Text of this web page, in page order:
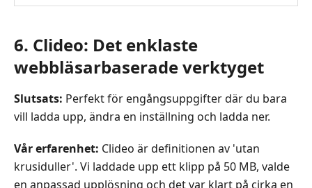
6. Clideo: Det enklaste
webbläsarbaserade verktyget
Slutsats: Perfekt för engångsuppgifter där du bara
vill ladda upp, ändra en inställning och ladda ner.
Vår erfarenhet: Clideo är definitionen av 'utan
krusiduller'. Vi laddade upp ett klipp på 50 MB, valde
en anpassad upplösning och det var klart på cirka en